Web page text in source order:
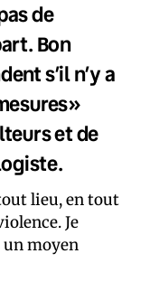
de
Bon
s’il n’y a
et de
.
lieu, en tout
Je
un moyen